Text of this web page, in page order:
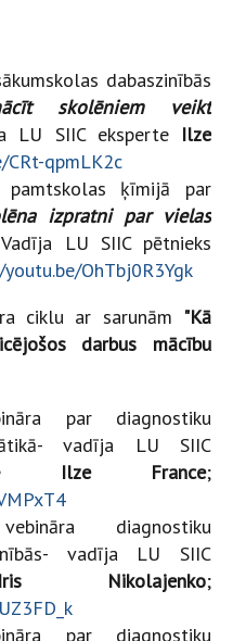
dabaszinībās
skolēniem veikt
LU SIIC eksperte Ilze
qpmLK2c
pamtskolas ķīmijā par
izpratni par vielas
LU SIIC pētnieks
OhTbj0R3Ygk
ciklu ar sarunām "Kā
darbus mācību
par diagnostiku
vadīja LU SIIC
Ilze France;
diagnostiku
vadīja LU SIIC
Nikolajenko;
par diagnostiku